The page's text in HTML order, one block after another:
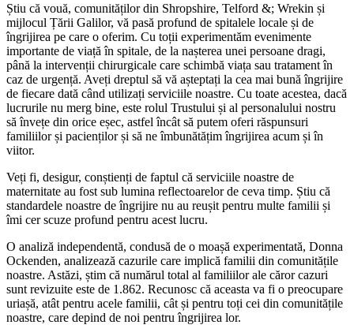
Știu că vouă, comunităților din Shropshire, Telford &; Wrekin și
mijlocul Țării Galilor, vă pasă profund de spitalele locale și de
îngrijirea pe care o oferim. Cu toții experimentăm evenimente
importante de viață în spitale, de la nașterea unei persoane dragi,
până la intervenții chirurgicale care schimbă viața sau tratament în
caz de urgență. Aveți dreptul să vă așteptați la cea mai bună îngrijire
de fiecare dată când utilizați serviciile noastre. Cu toate acestea, dacă
lucrurile nu merg bine, este rolul Trustului și al personalului nostru
să învețe din orice eșec, astfel încât să putem oferi răspunsuri
familiilor și pacienților și să ne îmbunătățim îngrijirea acum și în
viitor.
Veți fi, desigur, conștienți de faptul că serviciile noastre de
maternitate au fost sub lumina reflectoarelor de ceva timp. Știu că
standardele noastre de îngrijire nu au reușit pentru multe familii și
îmi cer scuze profund pentru acest lucru.
O analiză independentă, condusă de o moașă experimentată, Donna
Ockenden, analizează cazurile care implică familii din comunitățile
noastre. Astăzi, știm că numărul total al familiilor ale căror cazuri
sunt revizuite este de 1.862. Recunosc că aceasta va fi o preocupare
uriașă, atât pentru acele familii, cât și pentru toți cei din comunitățile
noastre, care depind de noi pentru îngrijirea lor.